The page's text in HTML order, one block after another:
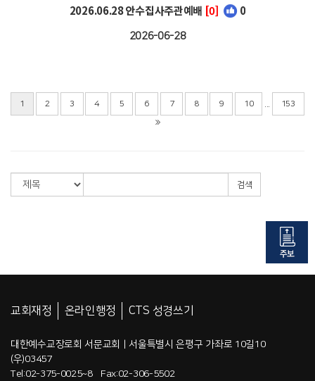
2026.06.28 안수집사주관예배 [0] 0
2026-06-28
1 2 3 4 5 6 7 8 9 10 153
검색
교회재정 온라인행정 CTS 성경쓰기
대한예수교장로회 서문교회 | 서울특별시 은평구 가좌로 10길10
(우)03457
Tel:02-375-0025~8 Fax:02-306-5502